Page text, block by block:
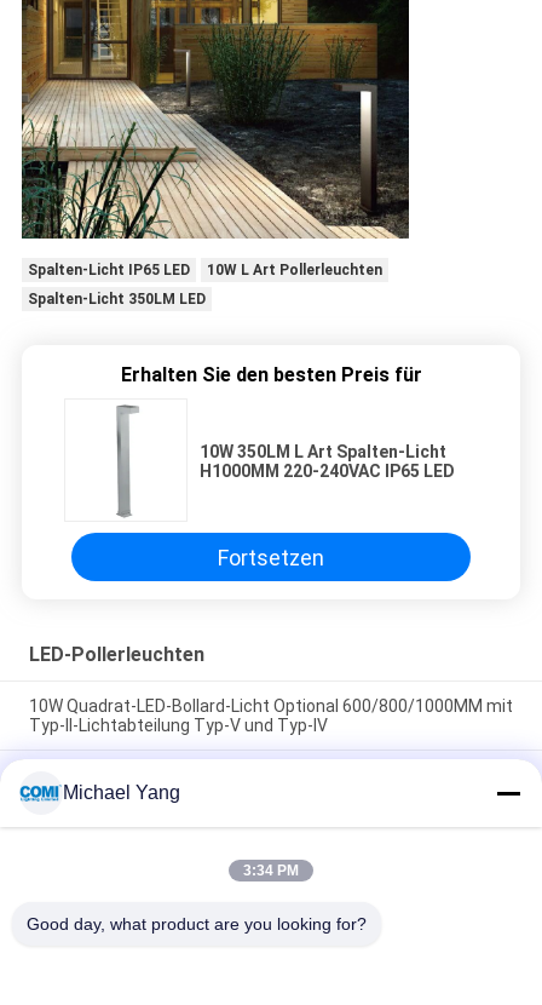
Spalten-Licht IP65 LED
10W L Art Pollerleuchten
Spalten-Licht 350LM LED
Erhalten Sie den besten Preis für
10W 350LM L Art Spalten-Licht
H1000MM 220-240VAC IP65 LED
Fortsetzen
LED-Pollerleuchten
10W Quadrat-LED-Bollard-Licht Optional 600/800/1000MM mit
Typ-II-Lichtabteilung Typ-V und Typ-IV
strahlfreien Beleuchtung von Wegen, Freiflächen und
12W 24W LED-Bollardlicht 180 OR 360 Grad Lichtwinkel für
europäische Fußgängerbeleuchtung der P-Klasse und Straßen
Michael Yang
3:34 PM
Good day, what product are you looking for?